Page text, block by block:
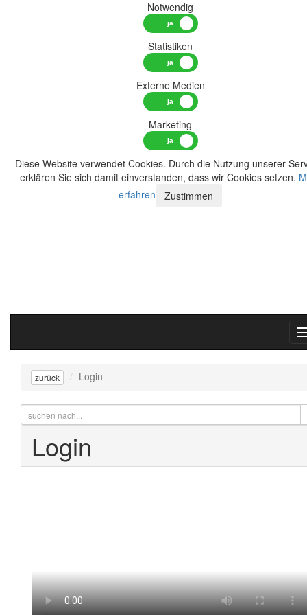
Notwendig
Statistiken
Externe Medien
Marketing
Diese Website verwendet Cookies. Durch die Nutzung unserer
erklären Sie sich damit einverstanden, dass wir Cookies setzen.
erfahren
Zustimmen
zurück Login
Login